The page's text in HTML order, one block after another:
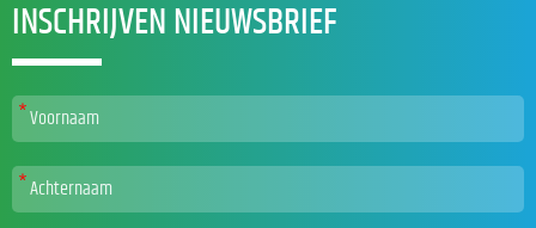
INSCHRIJVEN NIEUWSBRIEF